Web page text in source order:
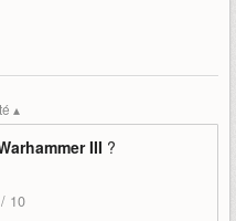
▴
III ?
/ 10